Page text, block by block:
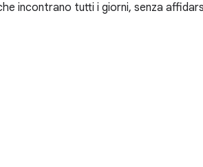
incontrano tutti i giorni, senza